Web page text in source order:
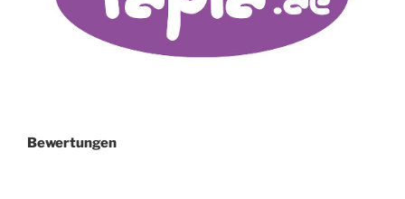
Bewertungen